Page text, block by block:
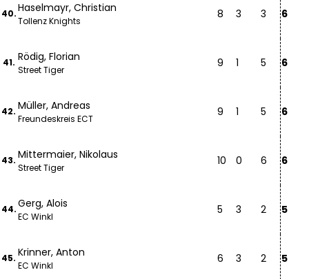
40.Haselmayr, Christian
Tollenz Knights
8 3 3 6
41. Rödig, Florian
Street Tiger
9 1 5 6
42. Müller, Andreas
Freundeskreis ECT
9 1 5 6
43. Mittermaier, Nikolaus
Street Tiger
10 0 6 6
44.Gerg, Alois
EC Winkl
5 3 2 5
45. Krinner, Anton
EC Winkl
6 3 2 5